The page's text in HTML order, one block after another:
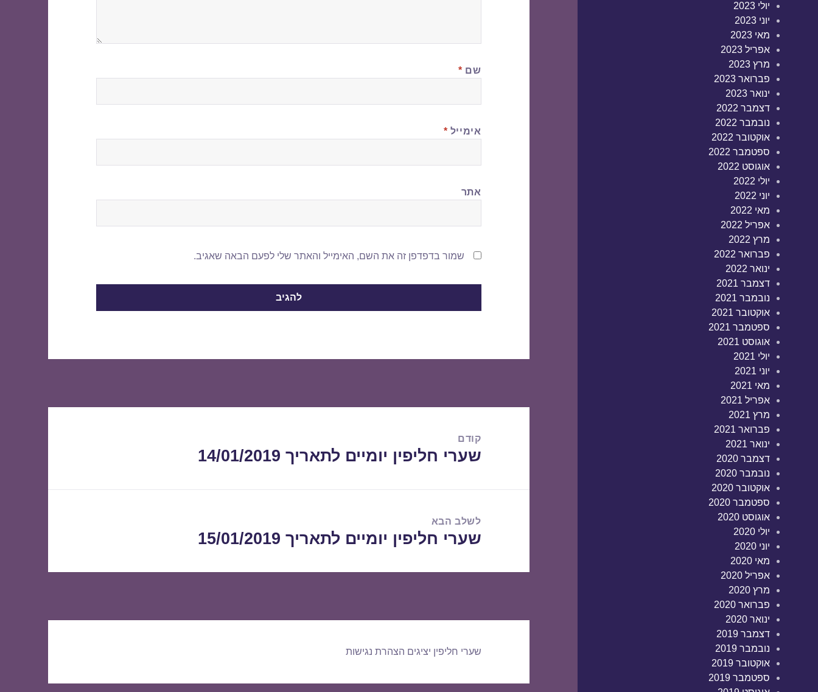
יולי 2023
יוני 2023
מאי 2023
אפריל 2023
מרץ 2023
פברואר 2023
ינואר 2023
דצמבר 2022
נובמבר 2022
אוקטובר 2022
ספטמבר 2022
אוגוסט 2022
יולי 2022
יוני 2022
מאי 2022
אפריל 2022
מרץ 2022
פברואר 2022
ינואר 2022
דצמבר 2021
נובמבר 2021
אוקטובר 2021
ספטמבר 2021
אוגוסט 2021
יולי 2021
יוני 2021
מאי 2021
אפריל 2021
מרץ 2021
פברואר 2021
ינואר 2021
דצמבר 2020
נובמבר 2020
אוקטובר 2020
ספטמבר 2020
אוגוסט 2020
יולי 2020
יוני 2020
מאי 2020
אפריל 2020
מרץ 2020
פברואר 2020
ינואר 2020
דצמבר 2019
נובמבר 2019
אוקטובר 2019
ספטמבר 2019
שם *
אימייל *
אתר
שמור בדפדפן זה את השם, האימייל והאתר שלי לפעם הבאה שאגיב.
קודם
הפוסט
שערי חליפין יומיים לתאריך 14/01/2019
לשלב הבא
הפוסט
שערי חליפין יומיים לתאריך 15/01/2019
שערי חליפין יציגים הצהרת נגישות